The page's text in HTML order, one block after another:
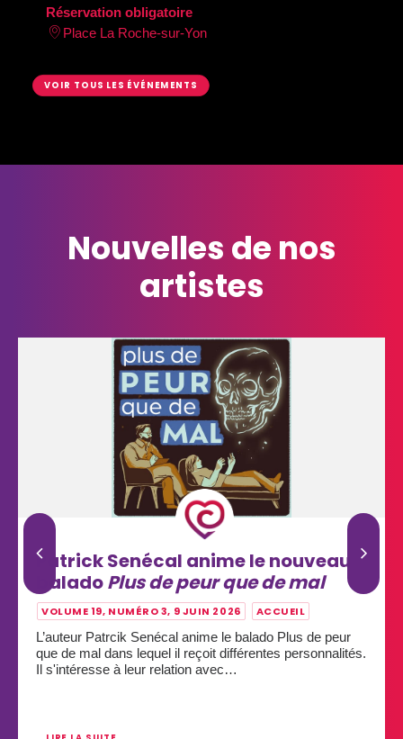
Réservation obligatoire
Place La Roche-sur-Yon
VOIR TOUS LES ÉVÉNEMENTS
Nouvelles de nos
artistes
Patrick Senécal anime le nouveau
baladoPlus de peur que de mal
VOLUME 19, NUMÉRO 3, 9 JUIN 2026 ACCUEIL
L’auteur Patrcik Senécal anime le balado Plus de peur
que de mal dans lequel il reçoit différentes personnalités.
Il s'intéresse à leur relation avec…